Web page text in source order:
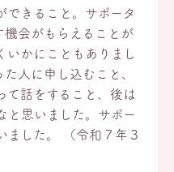
できること。サポータ
機会がもらえることが
いかにこともありまし
人に申し込むこと、
て話をすること、後は
と思いました。サポー
ました。 （令和７年３